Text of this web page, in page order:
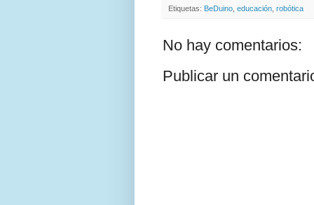
Etiquetas: BeDuino educación robótica
No hay comentarios:
Publicar un